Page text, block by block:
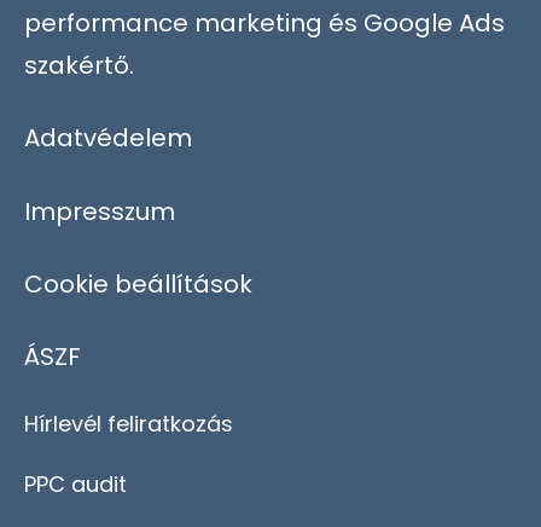
performance marketing és Google Ads
szakértő.
Adatvédelem
Impresszum
Cookie beállítások
ÁSZF
Hírlevél feliratkozás
PPC audit